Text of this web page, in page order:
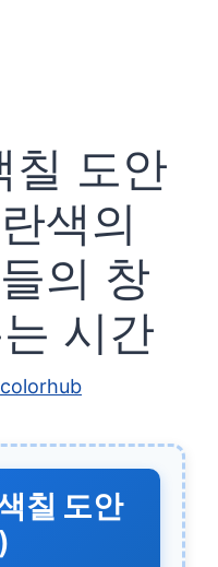
칠 도안
색의
의 창
시간
colorhub
칠 도안